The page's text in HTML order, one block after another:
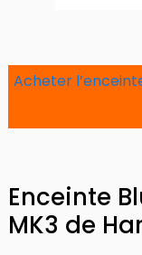
Acheter
Enceinte
MK3 de